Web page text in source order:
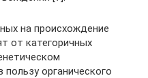
на происхождение
от категоричных
органического